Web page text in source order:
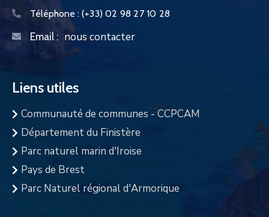
Téléphone : (+33) 02 98 27 10 28
Email : nous contacter
Liens utiles
Communauté de communes - CCPCAM
Département du Finistère
Parc naturel marin d'Iroise
Pays de Brest
Parc Naturel régional d'Armorique